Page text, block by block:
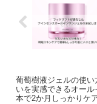
葡萄樹液ジェルの使
いを実感できるオー
本で2か月しっかりケ